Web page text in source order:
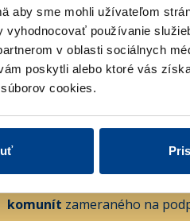
aby sme mohli užívateľom
vyhodnocovať používanie
v oblasti sociálnych
poskytli alebo ktoré vás
cookies.
10.
nám na tom, aby ste
vašich obciach a
komunít zameraného na